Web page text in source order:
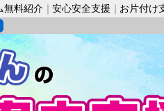
無料紹介 安心安全支援 お片付け